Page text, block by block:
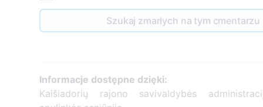
Szukaj zmarłych na tym cmentarzu
Informacje dostępne dzięki:
Kaišiadorių rajono savivaldybės